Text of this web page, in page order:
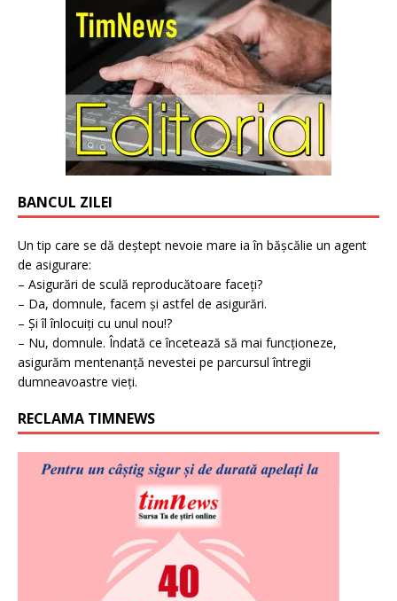
BANCUL ZILEI
Un tip care se dă deștept nevoie mare ia în bășcălie un agent
de asigurare:
– Asigurări de sculă reproducătoare faceți?
– Da, domnule, facem și astfel de asigurări.
– Și îl înlocuiți cu unul nou!?
– Nu, domnule. Îndată ce încetează să mai funcționeze,
asigurăm mentenanță nevestei pe parcursul întregii
dumneavoastre vieți.
RECLAMA TIMNEWS